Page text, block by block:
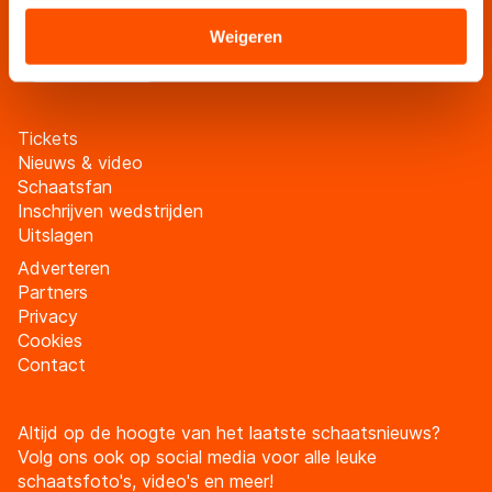
verstrekt of die zij hebben verzameld via hun services.
Sommige partners kunnen gegevens doorgeven aan
landen buiten de EU, zoals de VS, waar mogelijk geen
adequaat beschermingsniveau geldt volgens de GDPR.
overdracht. Meer informatie vindt u in ons
Weigeren
schaatsfanmailing
Meld je aan
Tickets
Nieuws & video
Schaatsfan
Inschrijven wedstrijden
Uitslagen
Adverteren
Partners
Privacy
Cookies
Contact
Altijd op de hoogte van het laatste schaatsnieuws?
Volg ons ook op social media voor alle leuke
schaatsfoto's, video's en meer!